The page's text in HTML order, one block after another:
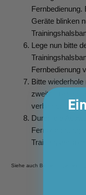
Fernbedienung.
Geräte blinken
Lege nun bitte
Fernbedienung
Bitte
zweite
verbinden.
Durch die
Fernbedienung
Siehe auch